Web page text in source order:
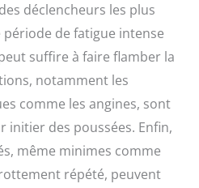
déclencheurs les plus
de fatigue intense
suffire à faire flamber la
notamment les
comme les angines, sont
initier des poussées. Enfin,
même minimes comme
répété, peuvent